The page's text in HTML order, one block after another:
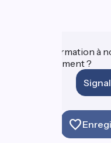
Une information à
établissement ?